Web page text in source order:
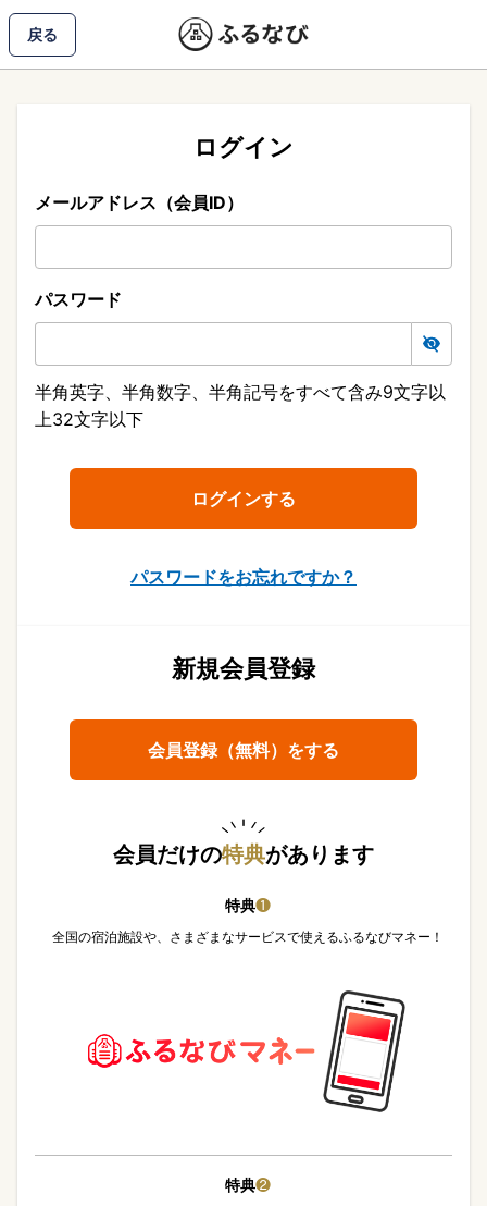
戻る
ログイン
メールアドレス（会員ID）
パスワード
半角英字、半角数字、半角記号をすべて含み9文字以
上32文字以下
パスワードをお忘れですか？
新規会員登録
会員登録（無料）をする
会員だけの特典があります
特典❶
全国の宿泊施設や、さまざまなサービスで使えるふるなびマネー！
特典❷